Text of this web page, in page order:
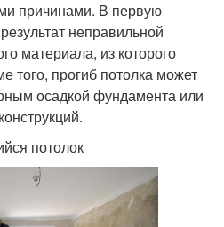
причинами. В первую
неправильной
материала, из которого
того, прогиб потолка может
осадкой фундамента или
потолок